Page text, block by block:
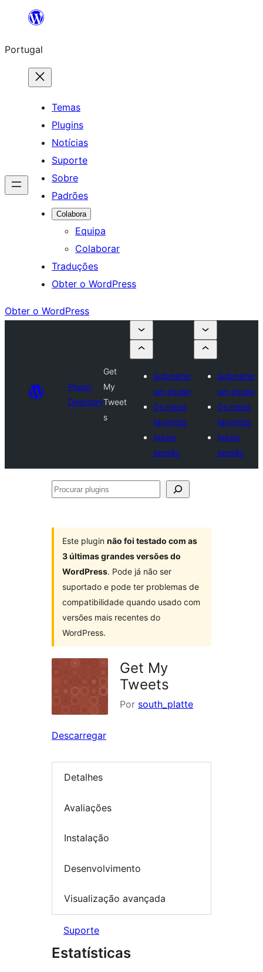
Saltar
o
conteúdo
Portugal
Temas
Plugins
Notícias
Suporte
Sobre
Padrões
Colabora
Equipa
Colaborar
Traduções
Obter o WordPress
Obter o WordPress
Plugin
Directory
Get
My
Tweet
s
Submeter
um plugin
Os meus
favoritos
Iniciar
sessão
Submeter
um plugin
Os meus
favoritos
Iniciar
sessão
Procurar
Este plugin não foi testado com as
3 últimas grandes versões do
WordPress. Pode já não ser
suportado e pode ter problemas de
compatibilidade quando usado com
versões mais recentes do
WordPress.
Get My
Tweets
Por south_platte
Descarregar
Detalhes
Avaliações
Instalação
Desenvolvimento
Visualização avançada
Suporte
Estatísticas